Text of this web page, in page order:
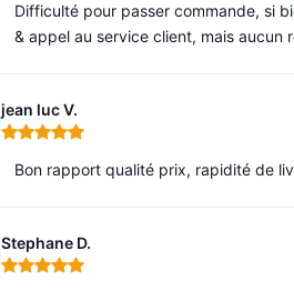
Difficulté pour passer commande, si
& appel au service client, mais aucun
jean luc V.
Note : 5 sur 5
Bon rapport qualité prix, rapidité de
Stephane D.
Note : 5 sur 5